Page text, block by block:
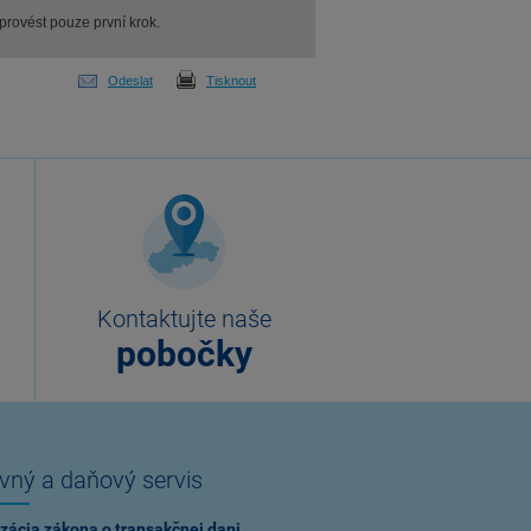
pouze první krok.
Odeslat Tisknout
Kontaktujte naše
pobočky
a daňový servis